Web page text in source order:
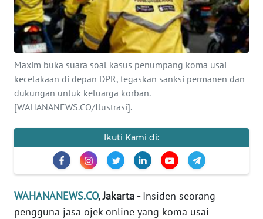
Maxim buka suara soal kasus penumpang koma usai
kecelakaan di depan DPR, tegaskan sanksi permanen dan
dukungan untuk keluarga korban.
[WAHANANEWS.CO/Ilustrasi].
Ikuti Kami di:
WAHANANEWS.CO, Jakarta -Insiden seorang
pengguna jasa ojek online yang koma usai
INTERNASIONAL
SERBA-SERBI
PENDIDIKAN
OLAHRAGA
EDITORIAL